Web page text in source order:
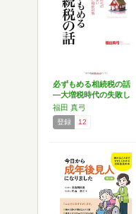
必ずもめる相続税の話
―大増税時代の失敗し
ない…
福田 真弓
登録 12